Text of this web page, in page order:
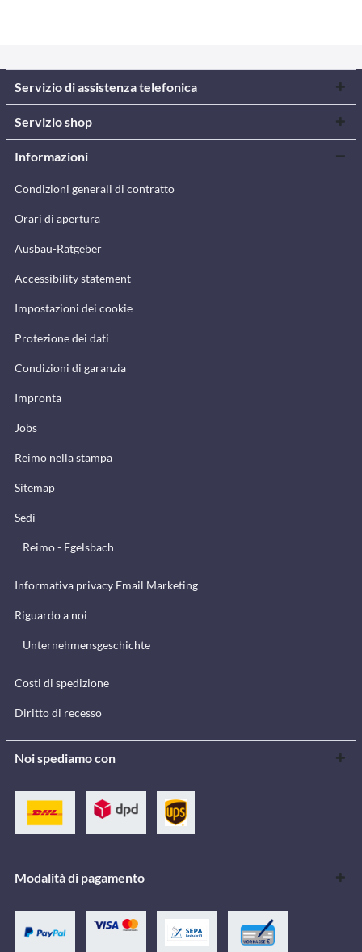
Servizio di assistenza telefonica
Servizio shop
Informazioni
Condizioni generali di contratto
Orari di apertura
Ausbau-Ratgeber
Accessibility statement
Impostazioni dei cookie
Protezione dei dati
Condizioni di garanzia
Impronta
Jobs
Reimo nella stampa
Sitemap
Sedi
Reimo - Egelsbach
Informativa privacy Email Marketing
Riguardo a noi
Unternehmensgeschichte
Costi di spedizione
Diritto di recesso
Noi spediamo con
Modalità di pagamento